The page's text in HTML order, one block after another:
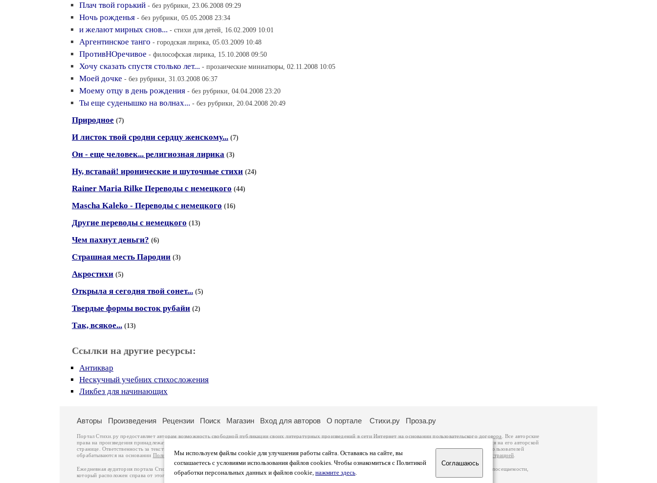
Плач твой горький - без рубрики, 23.06.2008 09:29
Ночь рожденья - без рубрики, 05.05.2008 23:34
и желают мирных снов... - стихи для детей, 16.02.2009 10:01
Аргентинское танго - городская лирика, 05.03.2009 10:48
ПротивНОречивое - философская лирика, 15.10.2008 09:50
Хочу сказать спустя столько лет... - прозаические миниатюры, 02.11.2008 10:05
Моей дочке - без рубрики, 31.03.2008 06:37
Моему отцу в день рождения - без рубрики, 04.04.2008 23:20
Ты еще суденышко на волнах... - без рубрики, 20.04.2008 20:49
Природное (7)
И листок твой сродни сердцу женскому... (7)
Он - еще человек... религиозная лирика (3)
Ну, вставай! иронические и шуточные стихи (24)
Rainer Maria Rilke Переводы с немецкого (44)
Mascha Kaleko - Переводы с немецкого (16)
Другие переводы с немецкого (13)
Чем пахнут деньги? (6)
Страшная месть Пародии (3)
Акростихи (5)
Открыла я сегодня твой сонет... (5)
Твердые формы восток рубайи (2)
Так, всякое... (13)
Ссылки на другие ресурсы:
Антиквар
Нескучный учебних стихосложения
Ликбез для начинающих
Мы используем файлы cookie для улучшения работы сайта. Оставаясь на сайте, вы
соглашаетесь с условиями использования файлов cookies. Чтобы ознакомиться с Политикой
обработки персональных данных и файлов cookie, нажмите здесь.
Соглашаюсь
Авторы Произведения Рецензии Поиск Магазин Вход для авторов О портале Стихи.ру Проза.ру
Портал Стихи.ру предоставляет авторам возможность свободной публикации своих литературных произведений в сети Интернет на основаниипользовательского договора
. Все авторские
права на произведения принадлежат авторам и охраняются
. Перепечатка произведений возможна только с согласия его автора, к которому вы можете обратиться на его авторской
странице. Ответственность за тексты произведений авторы несут самостоятельно на основании
законодательства Российской Федерации. Данные пользователей
обрабатываются на основании Политики обработки персональных данных. Вы также можете посмотреть более подробнуюинформацию о портале связаться с администрацией
Ежедневная аудитория портала Стихи.ру – порядка 200 тысяч посетителей, которые в общей сумме просматривают более двух миллионов страниц по данным счетчика посещаемости,
который расположен справа от этого текста. В каждой графе указано по две цифры: количество просмотров и количество посетителей.